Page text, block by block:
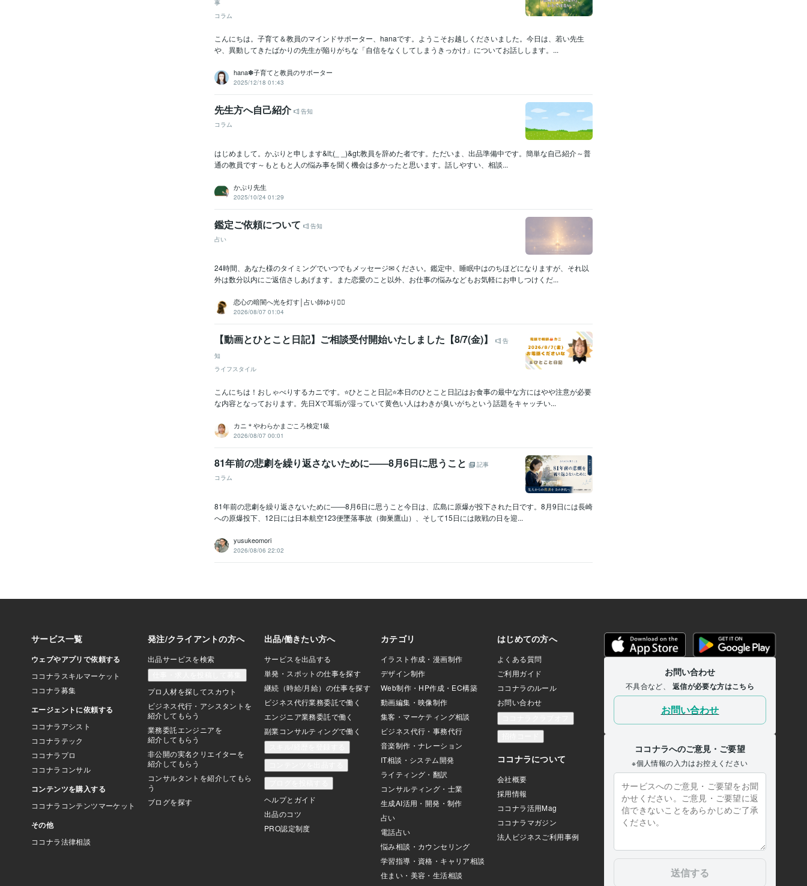
事
コラム
こんにちは。子育て＆教員のマインドサポーター、hanaです。ようこそお越しくださいました。今日は、若い先生
や、異動してきたばかりの先生が陥りがちな「自信をなくしてしまうきっかけ」についてお話しします。...
hana✽子育てと教員のサポーター
2025/12/18 01:43
先生方へ自己紹介
告知
コラム
はじめまして。かぷりと申します&lt;(_ _)&gt;教員を辞めた者です。ただいま、出品準備中です。簡単な自己紹介～普
通の教員です～もともと人の悩み事を聞く機会は多かったと思います。話しやすい、相談...
かぷり先生
2025/10/24 01:29
鑑定ご依頼について
告知
占い
24時間、あなた様のタイミングでいつでもメッセージ✉ください。鑑定中、睡眠中はのちほどになりますが、それ以
外は数分以内にご返信さしあげます。また恋愛のこと以外、お仕事の悩みなどもお気軽にお申しつけくだ...
恋心の暗闇へ光を灯す│占い師ゆり❁⃘
2026/08/07 01:04
【動画とひとこと日記】ご相談受付開始いたしました【8/7(金)】
告
知
ライフスタイル
こんにちは！おしゃべりするカニです。⭐ひとこと日記⭐本日のひとこと日記はお食事の最中な方にはやや注意が必要
な内容となっております。先日Xで耳垢が湿っていて黄色い人はわきが臭いがちという話題をキャッチい...
カニ＊やわらかまごころ検定1級
2026/08/07 00:01
81年前の悲劇を繰り返さないために――8月6日に思うこと
記事
コラム
81年前の悲劇を繰り返さないために――8月6日に思うこと今日は、広島に原爆が投下された日です。8月9日には長崎
への原爆投下、12日には日本航空123便墜落事故（御巣鷹山）、そして15日には敗戦の日を迎...
yusukeomori
2026/08/06 22:02